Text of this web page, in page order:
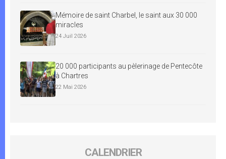
Mémoire de saint Charbel, le saint aux 30 000
miracles
24 Juil 2026
20 000 participants au pèlerinage de Pentecôte
à Chartres
22 Mai 2026
CALENDRIER